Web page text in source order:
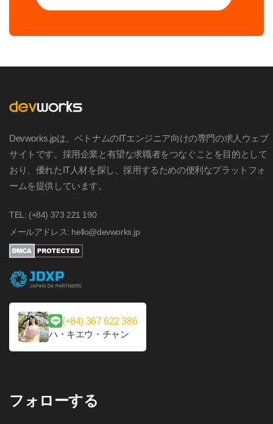
Devworks.jpは、ベトナムのITエンジニア向けの専門の求人ウェブ
サイトです。採用企業と有望な求職者をつなぐことを目的として
おり、優れたIT人材を探し、採用するための便利なプラットフォ
ームを提供しています。
TEL: (+84) 373 221 190
メールアドレス: hello@devworks.jp
(+84) 367 622 386
ハ・キエウ・チャン
フォローする